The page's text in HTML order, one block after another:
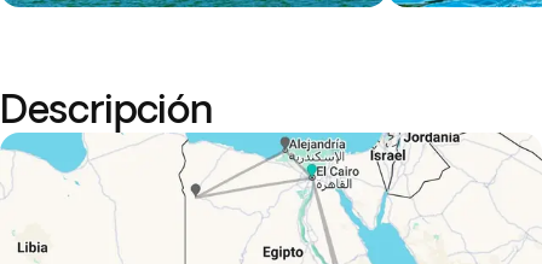
Descripción